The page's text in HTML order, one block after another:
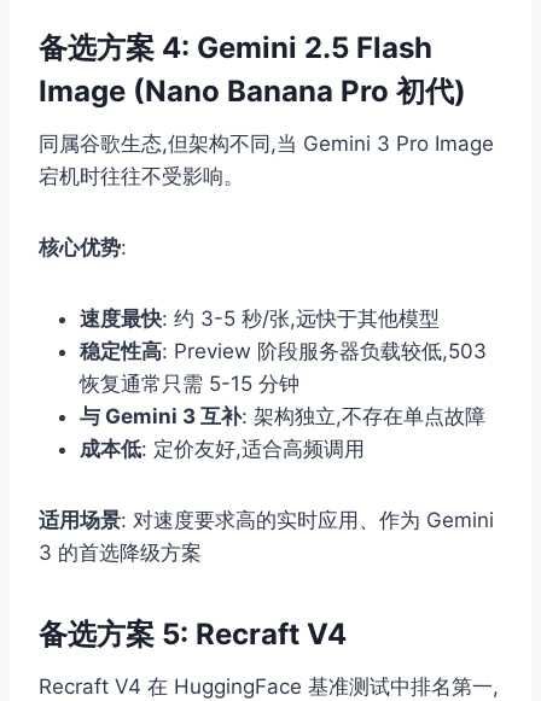
备选方案 4: Gemini 2.5 Flash
Image (Nano Banana Pro 初代)
同属谷歌生态,但架构不同,当 Gemini 3 Pro Image
宕机时往往不受影响。
核心优势:
速度最快: 约 3-5 秒/张,远快于其他模型
稳定性高: Preview 阶段服务器负载较低,503
恢复通常只需 5-15 分钟
与 Gemini 3 互补: 架构独立,不存在单点故障
成本低: 定价友好,适合高频调用
适用场景: 对速度要求高的实时应用、作为 Gemini
3 的首选降级方案
备选方案 5: Recraft V4
Recraft V4 在 HuggingFace 基准测试中排名第一,